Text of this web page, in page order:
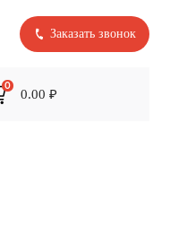
Заказать звонок
0
0.00 ₽